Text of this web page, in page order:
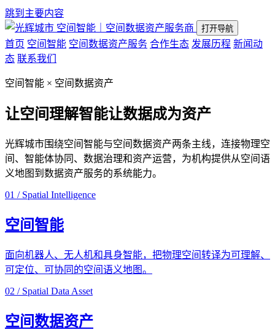
跳到主要内容
空间智能｜空间数据资产服务商
打开导航
首页 空间智能 空间数据资产服务 合作生态 发展历程 新闻动
态 联系我们
空间智能 × 空间数据资产
让空间理解智能让数据成为资产
光辉城市围绕空间智能与空间数据资产两条主线，连接物理空
间、智能体协同、数据治理和资产运营，为机构提供从空间语
义地图到数据资产服务的系统能力。
01 / Spatial Intelligence
空间智能
面向机器人、无人机和具身智能，把物理空间转译为可理解、
可定位、可协同的空间语义地图。
02 / Spatial Data Asset
空间数据资产